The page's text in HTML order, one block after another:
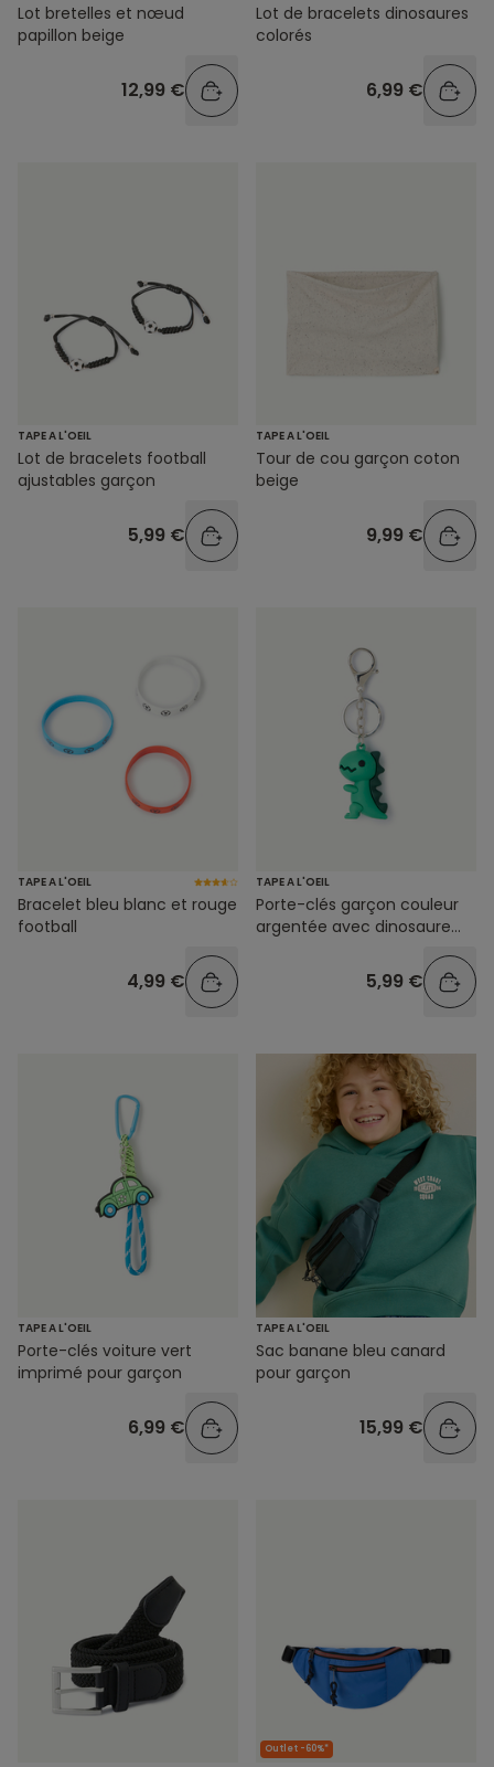
Lot bretelles et nœud
papillon beige
12,99 €
Lot de bracelets dinosaures
colorés
6,99 €
TAPE A L'OEIL
Lot de bracelets football
ajustables garçon
5,99 €
TAPE A L'OEIL
Tour de cou garçon coton
beige
9,99 €
TAPE A L'OEIL
Bracelet bleu blanc et rouge
football
4,99 €
TAPE A L'OEIL
Porte-clés garçon couleur
argentée avec dinosaure
5,99 €
TAPE A L'OEIL
Porte-clés voiture vert
imprimé pour garçon
6,99 €
TAPE A L'OEIL
Sac banane bleu canard
pour garçon
15,99 €
Outlet -60%*